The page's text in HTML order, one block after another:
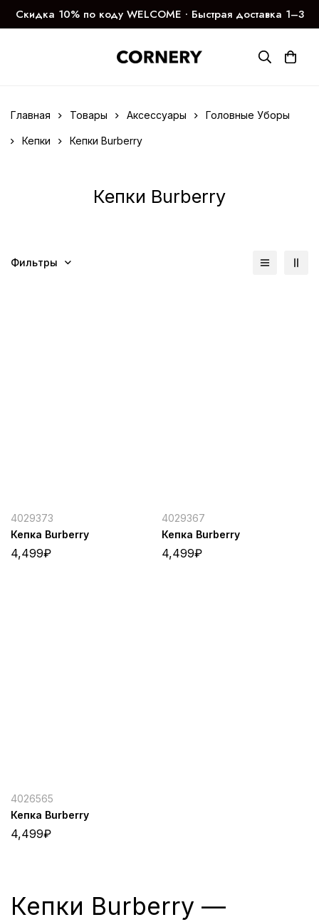
Скидка 10% по коду WELCOME ∙ Быстрая доставка 1–3
дня
Главная Товары Аксессуары Головные Уборы
Кепки Кепки Burberry
Кепки Burberry
Фильтры
4029373
Кепка Burberry
4,499₽
4029367
Кепка Burberry
4,499₽
4026565
Кепка Burberry
4,499₽
Кепки Burberry —